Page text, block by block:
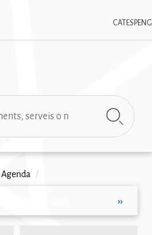
CAT ESPENG
Agenda /
››